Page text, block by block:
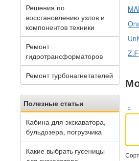
Решения по
восстановлению узлов и
компонентов техники
Ремонт
гидротрансформаторов
Ремонт турбонагнетателей
Полезные статьи
Кабина для экскаватора,
бульдозера, погрузчика
Какие выбрать гусеницы
Z.F
-